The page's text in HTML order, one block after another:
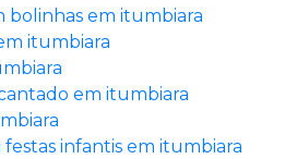
bolinhas em itumbiara
itumbiara
em itumbiara
infantis em itumbiara